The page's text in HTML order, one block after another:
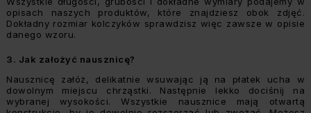
opisach naszych produktów, które znajdziesz obok zdjęć.
Dokładny rozmiar kolczyków sprawdzisz więc zawsze w opisie
danego wzoru.
3. Jak założyć nausznicę?
Nausznicę załóż, delikatnie wsuwając ją na płatek ucha w
dowolnym miejscu chrząstki. Następnie lekko dociśnij na
wybranej wysokości. Wszystkie nausznice mają otwartą